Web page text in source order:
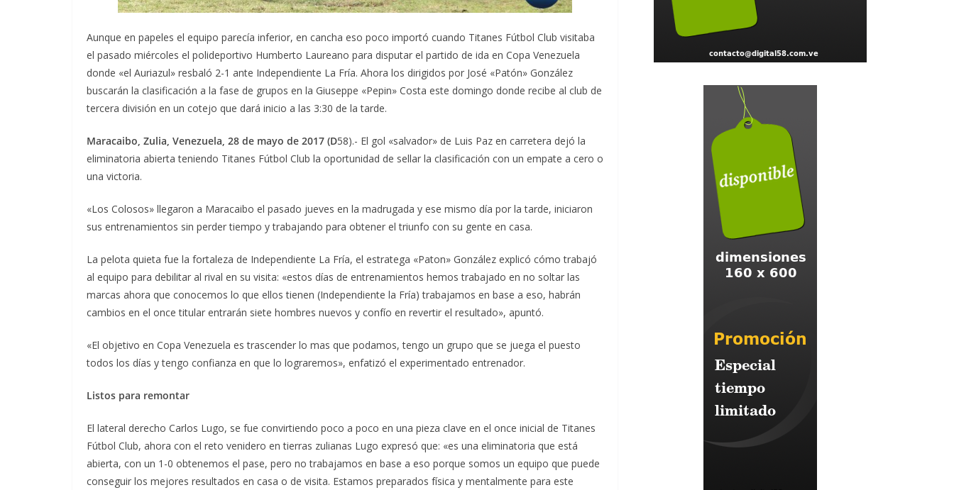
Aunque en papeles el equipo parecía inferior, en cancha eso poco importó cuando Titanes Fútbol Club visitaba
el pasado miércoles el polideportivo Humberto Laureano para disputar el partido de ida en Copa Venezuela
donde «el Auriazul» resbaló 2-1 ante Independiente La Fría. Ahora los dirigidos por José «Patón» González
buscarán la clasificación a la fase de grupos en la Giuseppe «Pepin» Costa este domingo donde recibe al club de
tercera división en un cotejo que dará inicio a las 3:30 de la tarde.
Maracaibo, Zulia, Venezuela, 28 de mayo de 2017 (D58).- El gol «salvador» de Luis Paz en carretera dejó la
eliminatoria abierta teniendo Titanes Fútbol Club la oportunidad de sellar la clasificación con un empate a cero o
una victoria.
«Los Colosos» llegaron a Maracaibo el pasado jueves en la madrugada y ese mismo día por la tarde, iniciaron
sus entrenamientos sin perder tiempo y trabajando para obtener el triunfo con su gente en casa.
La pelota quieta fue la fortaleza de Independiente La Fría, el estratega «Paton» González explicó cómo trabajó
al equipo para debilitar al rival en su visita: «estos días de entrenamientos hemos trabajado en no soltar las
marcas ahora que conocemos lo que ellos tienen (Independiente la Fría) trabajamos en base a eso, habrán
cambios en el once titular entrarán siete hombres nuevos y confío en revertir el resultado», apuntó.
«El objetivo en Copa Venezuela es trascender lo mas que podamos, tengo un grupo que se juega el puesto
todos los días y tengo confianza en que lo lograremos», enfatizó el experimentado entrenador.
Listos para remontar
El lateral derecho Carlos Lugo, se fue convirtiendo poco a poco en una pieza clave en el once inicial de Titanes
Fútbol Club, ahora con el reto venidero en tierras zulianas Lugo expresó que: «es una eliminatoria que está
abierta, con un 1-0 obtenemos el pase, pero no trabajamos en base a eso porque somos un equipo que puede
conseguir los mejores resultados en casa o de visita. Estamos preparados física y mentalmente para este